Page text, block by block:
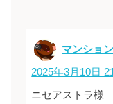
マンショ
2025年3月10日
ニセアストラ様